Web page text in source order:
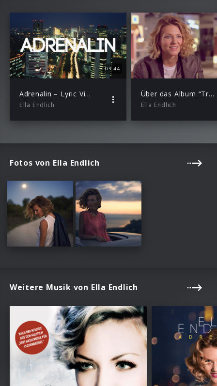
03:44
Adrenalin – Lyric Video
Ella Endlich
Über das Album “Träume auf Asphalt” [EPK]
Ella Endlich
Fotos von Ella Endlich
Weitere Musik von Ella Endlich